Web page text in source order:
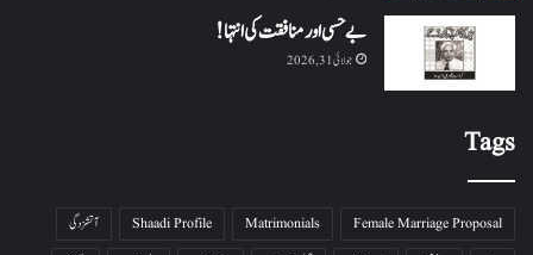
بے حسی اور منافقت کی انتہا !
جولائی 31, 2026
Tags
Female Marriage Proposal
Matrimonials
Shaadi Profile
آتشزدگی